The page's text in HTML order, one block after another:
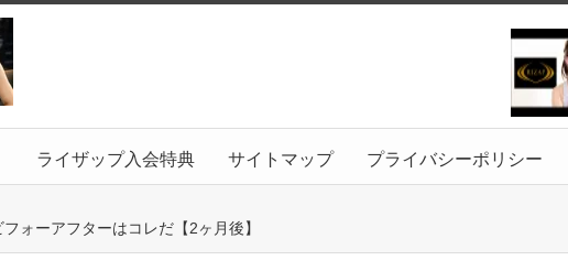
ライザップ入会特典 サイトマップ プライバシーポリシー
ォーアフターはコレだ【2ヶ月後】